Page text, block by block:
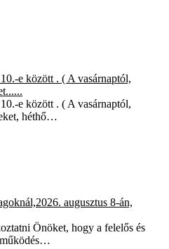
e között . ( A vasárnaptól,
e között . ( A vasárnaptól,
héthő…
augusztus 8-án,
Önöket, hogy a felelős és